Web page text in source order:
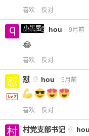
喜欢 反对
小黑屋
qwq @ hou 9月前
😂
喜欢 反对
怼 @ hou 5月前
喜欢 反对
村党支部书记 @ hou